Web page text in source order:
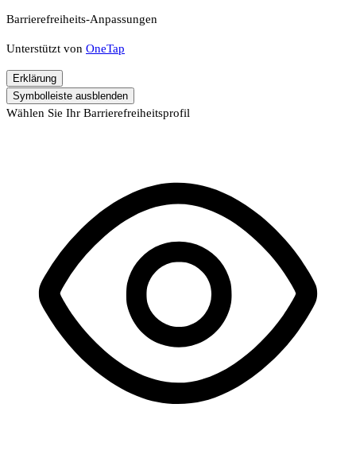
Barrierefreiheits-Anpassungen
Unterstützt von OneTap
Erklärung
Symbolleiste ausblenden
Wählen Sie Ihr Barrierefreiheitsprofil